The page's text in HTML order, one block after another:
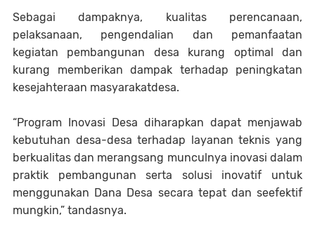
Sebagai dampaknya, kualitas perencanaan,
pelaksanaan, pengendalian dan pemanfaatan
kegiatan pembangunan desa kurang optimal dan
kurang memberikan dampak terhadap peningkatan
kesejahteraan masyarakatdesa.
“Program Inovasi Desa diharapkan dapat menjawab
kebutuhan desa-desa terhadap layanan teknis yang
berkualitas dan merangsang munculnya inovasi dalam
praktik pembangunan serta solusi inovatif untuk
menggunakan Dana Desa secara tepat dan seefektif
mungkin,” tandasnya.